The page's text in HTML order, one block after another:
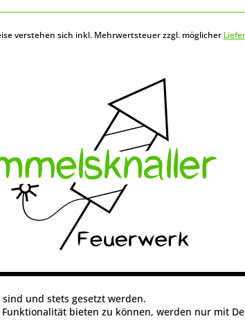
verstehen sich inkl. Mehrwertsteuer zzgl. möglicher
und stets gesetzt werden.
bieten zu können, werden nur mit